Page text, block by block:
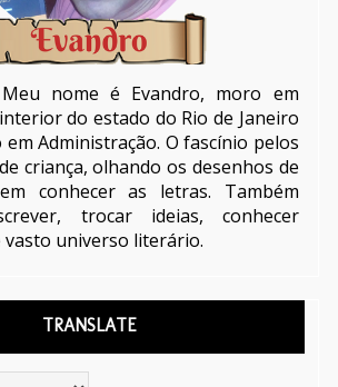
nome é Evandro, moro em
do estado do Rio de Janeiro
Administração. O fascínio pelos
criança, olhando os desenhos de
conhecer as letras. Também
trocar ideias, conhecer
vasto universo literário.
TRANSLATE